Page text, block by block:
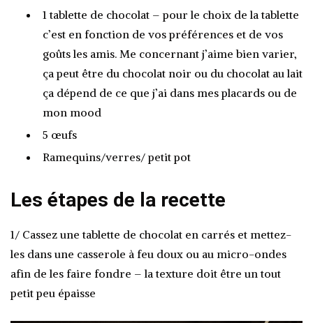
1 tablette de chocolat – pour le choix de la tablette
c’est en fonction de vos préférences et de vos
goûts les amis. Me concernant j’aime bien varier,
ça peut être du chocolat noir ou du chocolat au lait
ça dépend de ce que j’ai dans mes placards ou de
mon mood
5 œufs
Ramequins/verres/ petit pot
Les étapes de la recette
1/ Cassez une tablette de chocolat en carrés et mettez-
les dans une casserole à feu doux ou au micro-ondes
afin de les faire fondre – la texture doit être un tout
petit peu épaisse